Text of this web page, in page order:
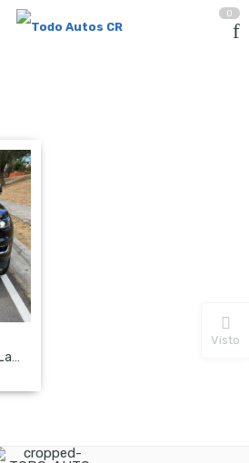
0
Jeep Grand Cherokee Laredo
Visto